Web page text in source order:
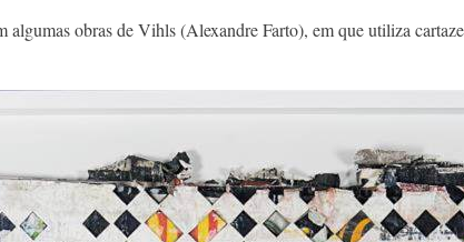
algumas obras de Vihls (Alexandre Farto), em que utiliza